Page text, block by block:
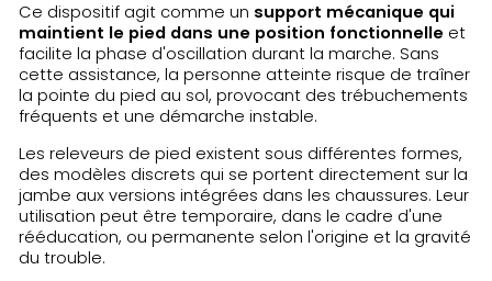
Ce dispositif agit comme un support mécanique qui
maintient le pied dans une position fonctionnelle et
facilite la phase d'oscillation durant la marche. Sans
cette assistance, la personne atteinte risque de traîner
la pointe du pied au sol, provocant des trébuchements
fréquents et une démarche instable.
Les releveurs de pied existent sous différentes formes,
des modèles discrets qui se portent directement sur la
jambe aux versions intégrées dans les chaussures. Leur
utilisation peut être temporaire, dans le cadre d'une
rééducation, ou permanente selon l'origine et la gravité
du trouble.